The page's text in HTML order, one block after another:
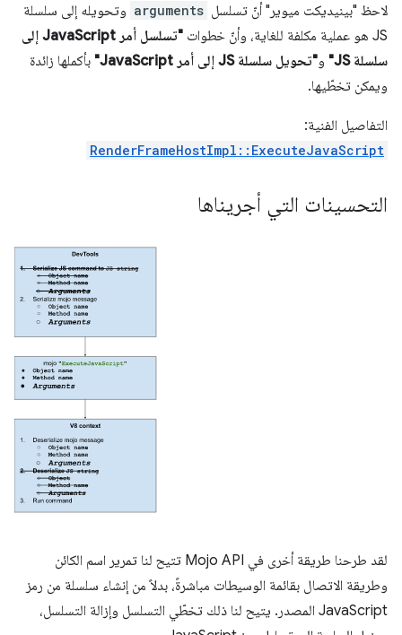
لاحظ "بينيديكت ميوير" أنّ تسلسل arguments وتحويله إلى سلسلة
JS هو عملية مكلفة للغاية، وأنّ خطوات
"تسلسل أمر JavaScript إلى
سلسلة JS"
و"تحويل سلسلة JS إلى أمر JavaScript"
بأكملها زائدة
ويمكن تخطّيها.
التفاصيل الفنية:
RenderFrameHostImpl::ExecuteJavaScript
التحسينات التي أجريناها
لقد طرحنا طريقة أخرى في Mojo API تتيح لنا تمرير اسم الكائن
وطريقة الاتصال بقائمة الوسيطات مباشرةً، بدلاً من إنشاء سلسلة من رمز
JavaScript المصدر. يتيح لنا ذلك تخطّي التسلسل وإزالة التسلسل،